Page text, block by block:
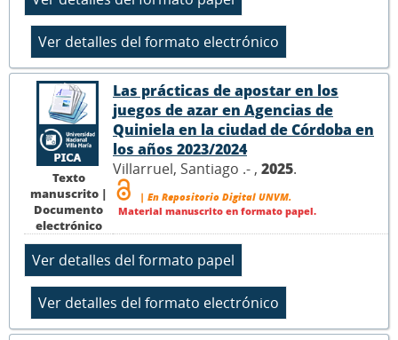
Texto
manuscrito |
Documento
electrónico
Las prácticas de apostar en los
juegos de azar en Agencias de
Quiniela en la ciudad de Córdoba en
los años 2023/2024
Villarruel, Santiago .- , 2025.
| En Repositorio Digital UNVM.
Material manuscrito en formato papel.